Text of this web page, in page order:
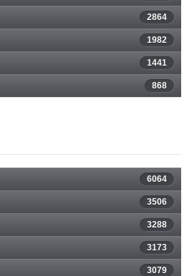
2864
1982
1441
868
6064
3506
3288
3173
3079